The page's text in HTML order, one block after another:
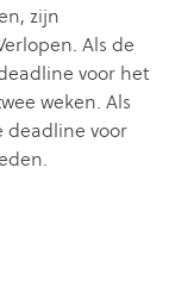
zijn
Als de
voor het
weken. Als
deadline voor